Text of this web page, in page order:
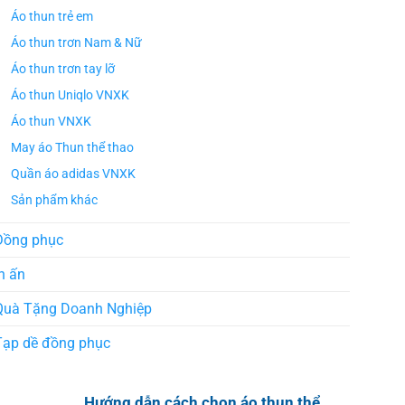
Áo thun trẻ em
Áo thun trơn Nam & Nữ
Áo thun trơn tay lỡ
Áo thun Uniqlo VNXK
Áo thun VNXK
May áo Thun thể thao
Quần áo adidas VNXK
Sản phẩm khác
phục
ấn
Tặng Doanh Nghiệp
dề đồng phục